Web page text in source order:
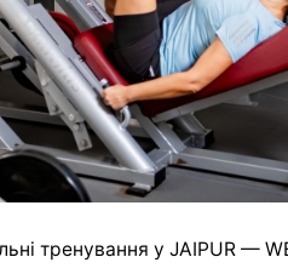
тренування у JAIPUR —